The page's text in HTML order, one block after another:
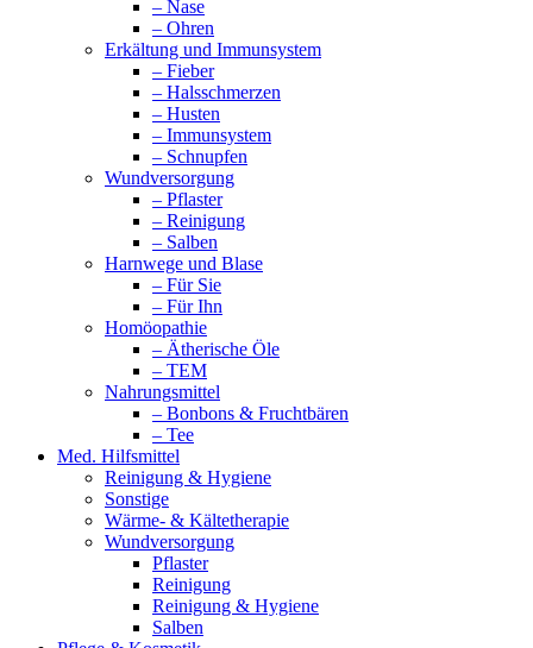
– Nase
– Ohren
Erkältung und Immunsystem
– Fieber
– Halsschmerzen
– Husten
– Immunsystem
– Schnupfen
Wundversorgung
– Pflaster
– Reinigung
– Salben
Harnwege und Blase
– Für Sie
– Für Ihn
Homöopathie
– Ätherische Öle
– TEM
Nahrungsmittel
– Bonbons & Fruchtbären
– Tee
Med. Hilfsmittel
Reinigung & Hygiene
Sonstige
Wärme- & Kältetherapie
Wundversorgung
Pflaster
Reinigung
Reinigung & Hygiene
Salben